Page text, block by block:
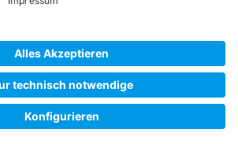
Impressum
©2026artboxONE